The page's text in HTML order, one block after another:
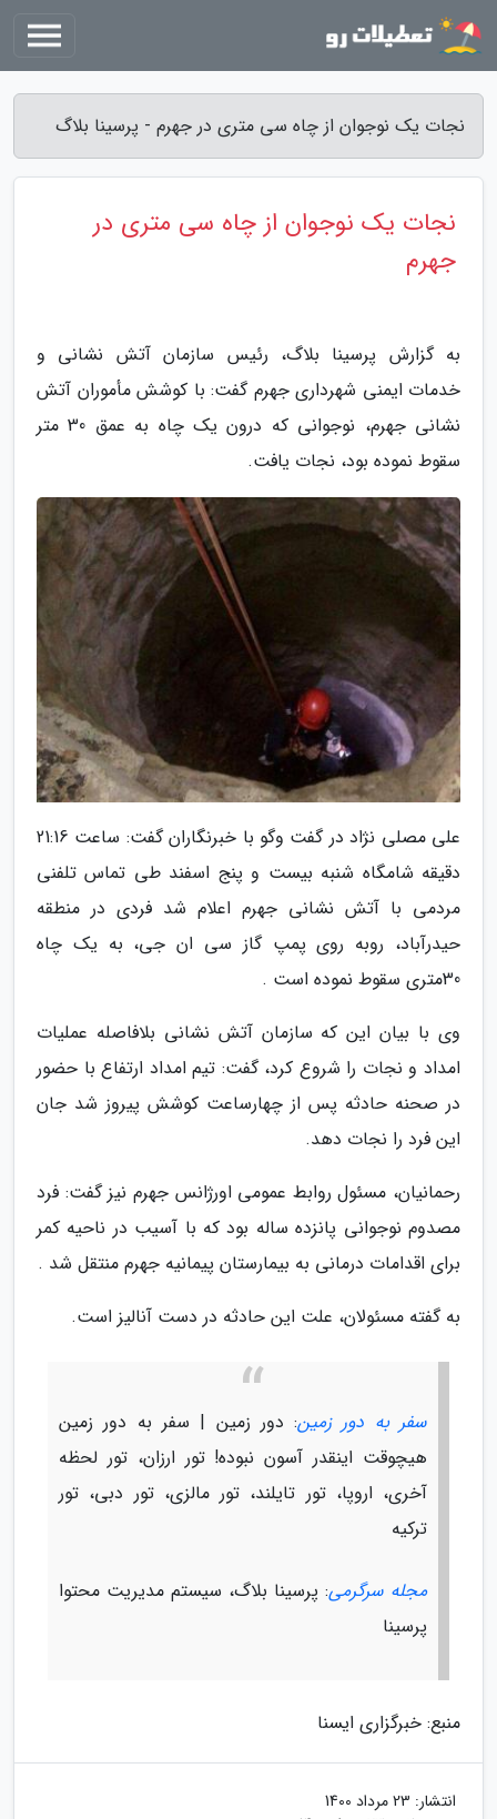
نجات یک نوجوان از چاه سی متری در جهرم - پرسینا بلاگ
نجات یک نوجوان از چاه سی متری در
جهرم
به گزارش پرسینا بلاگ، رئیس سازمان آتش نشانی و
خدمات ایمنی شهرداری جهرم گفت: با کوشش مأموران آتش
نشانی جهرم، نوجوانی که درون یک چاه به عمق 30 متر
سقوط نموده بود، نجات یافت.
علی مصلی نژاد در گفت وگو با خبرنگاران گفت: ساعت 21:16
دقیقه شامگاه شنبه بیست و پنج اسفند طی تماس تلفنی
مردمی با آتش نشانی جهرم اعلام شد فردی در منطقه
حیدرآباد، روبه روی پمپ گاز سی ان جی، به یک چاه
30متری سقوط نموده است .
وی با بیان این که سازمان آتش نشانی بلافاصله عملیات
امداد و نجات را شروع کرد، گفت: تیم امداد ارتفاع با حضور
در صحنه حادثه پس از چهارساعت کوشش پیروز شد جان
این فرد را نجات دهد.
رحمانیان، مسئول روابط عمومی اورژانس جهرم نیز گفت: فرد
مصدوم نوجوانی پانزده ساله بود که با آسیب در ناحیه کمر
برای اقدامات درمانی به بیمارستان پیمانیه جهرم منتقل شد .
به گفته مسئولان، علت این حادثه در دست آنالیز است.
سفر به دور زمین: دور زمین | سفر به دور زمین
هیچوقت اینقدر آسون نبوده! تور ارزان، تور لحظه
آخری، اروپا، تور تایلند، تور مالزی، تور دبی، تور
ترکیه
مجله سرگرمی: پرسینا بلاگ، سیستم مدیریت محتوا
پرسینا
منبع: خبرگزاری ایسنا
انتشار: 23 مرداد 1400